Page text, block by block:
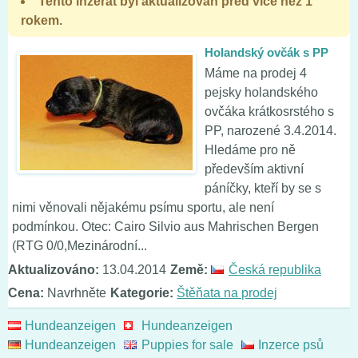
rokem.
Holandský ovčák s PP
Máme na prodej 4
pejsky holandského
ovčáka krátkosrstého s
PP, narozené 3.4.2014.
Hledáme pro ně
především aktivní
páníčky, kteří by se s
nimi věnovali nějakému psímu sportu, ale není
podmínkou. Otec: Cairo Silvio aus Mahrischen Bergen
(RTG 0/0,Mezinárodní...
Aktualizováno: 13.04.2014 Země:
Česká republika
Cena: Navrhněte Kategorie: Štěňata na prodej
Hundeanzeigen
Hundeanzeigen
Hundeanzeigen
Puppies for sale
Inzerce psů